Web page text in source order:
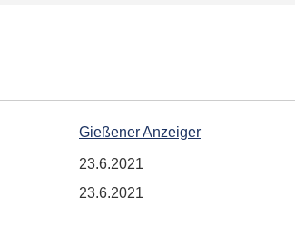
Gießener Anzeiger
23.6.2021
23.6.2021